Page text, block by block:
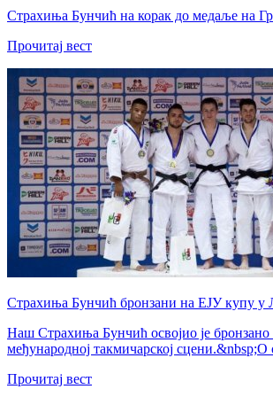
Страхиња Бунчић на корак до медаље на
Прочитај вест
Страхиња Бунчић бронзани на ЕЈУ купу у
Наш Страхиња Бунчић освојио је
међународној такмичарској
Прочитај вест